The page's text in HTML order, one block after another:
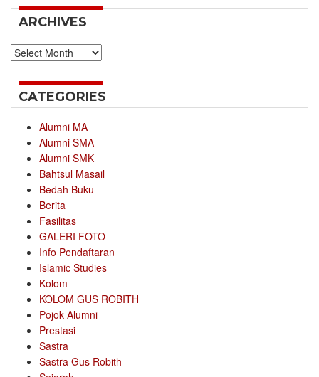
ARCHIVES
Archives
CATEGORIES
Alumni MA
Alumni SMA
Alumni SMK
Bahtsul Masail
Bedah Buku
Berita
Fasilitas
GALERI FOTO
Info Pendaftaran
Islamic Studies
Kolom
KOLOM GUS ROBITH
Pojok Alumni
Prestasi
Sastra
Sastra Gus Robith